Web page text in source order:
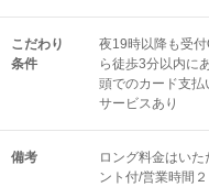
こだわり
条件
夜19時以降も受
ら徒歩3分以内に
頭でのカード支払
サービスあり
備考
ロング料金はい
ント付/営業時間